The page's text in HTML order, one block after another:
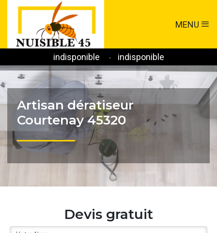
MENU
indisponible - indisponible
Artisan dératiseur
Courtenay 45320
Devis gratuit